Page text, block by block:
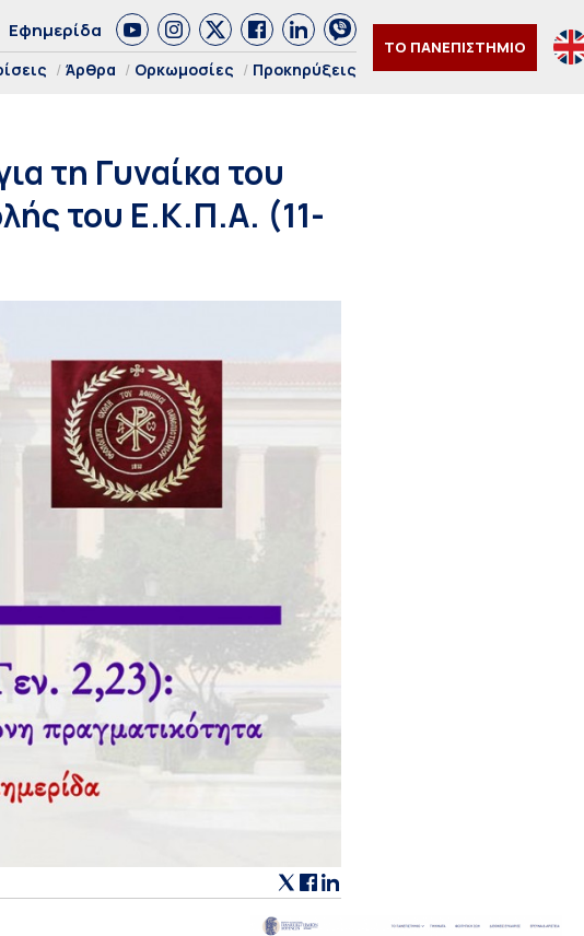
Εφημερίδα
Άρθρα Ορκωμοσίες Προκηρύξεις
ΤΟ ΠΑΝΕΠΙΣΤΗΜΙΟ
τη Γυναίκα του
του Ε.Κ.Π.Α. (11-